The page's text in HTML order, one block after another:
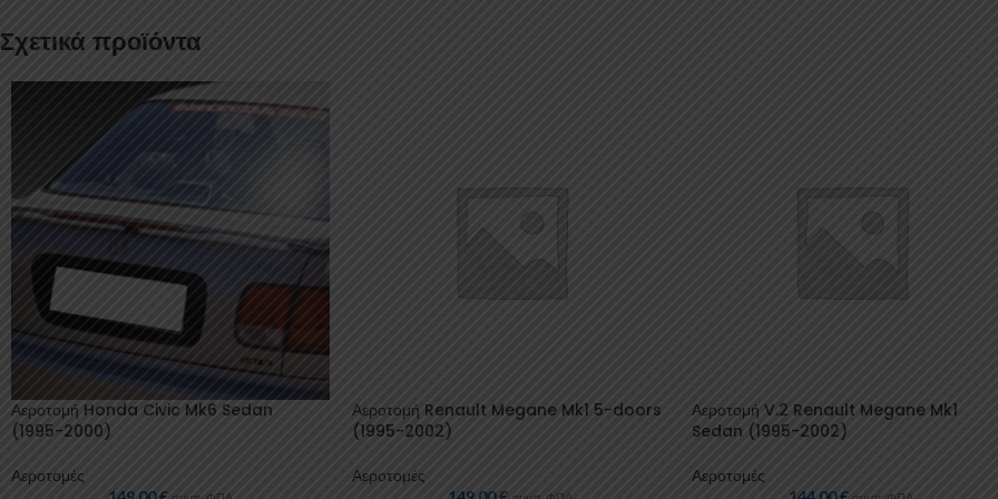
Σχετικά προϊόντα
Αεροτομή Honda Civic Mk6 Sedan
(1995-2000)
Αεροτομές
Αεροτομή Renault Megane Mk1 5-doors
(1995-2002)
Αεροτομές
Αεροτομή V.2 Renault Megane Mk1
Sedan (1995-2002)
Αεροτομές